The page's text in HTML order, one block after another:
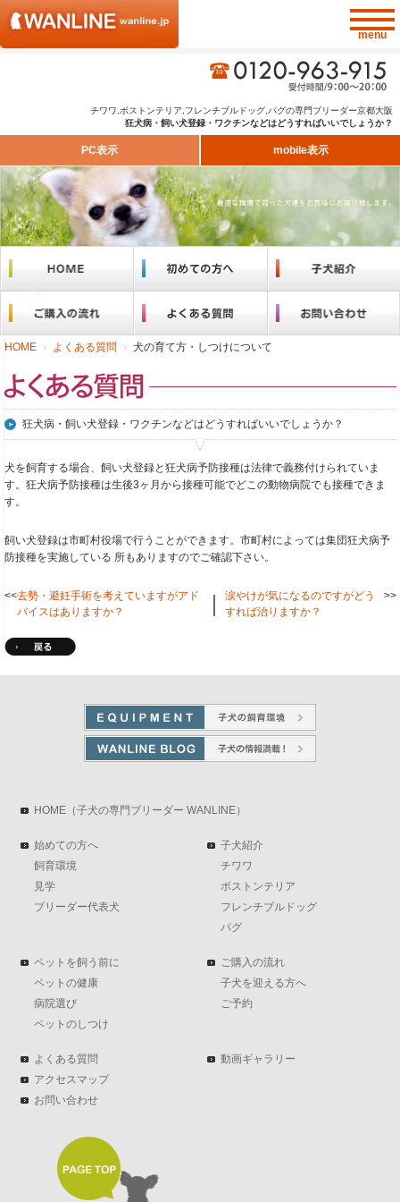
チワワ,ボストンテリア,フレンチブルドッグ,パグの専門ブリーダー京都大阪
狂犬病・飼い犬登録・ワクチンなどはどうすればいいでしょうか？
PC表示 mobile表示
HOME よくある質問 犬の育て方・しつけについて
狂犬病・飼い犬登録・ワクチンなどはどうすればいいでしょうか？
犬を飼育する場合、飼い犬登録と狂犬病予防接種は法律で義務付けられていま
す。狂犬病予防接種は生後3ヶ月から接種可能でどこの動物病院でも接種できま
す。
飼い犬登録は市町村役場で行うことができます。市町村によっては集団狂犬病予
防接種を実施している 所もありますのでご確認下さい。
<<去勢・避妊手術を考えていますがアド
バイスはありますか？
｜涙やけが気になるのですがどう
すれば治りますか？
>>
HOME（子犬の専門ブリーダー WANLINE）
始めての方へ
飼育環境
見学
ブリーダー代表犬
子犬紹介
チワワ
ボストンテリア
フレンチブルドッグ
パグ
ペットを飼う前に
ペットの健康
病院選び
ペットのしつけ
ご購入の流れ
子犬を迎える方へ
ご予約
よくある質問
アクセスマップ
お問い合わせ
動画ギャラリー